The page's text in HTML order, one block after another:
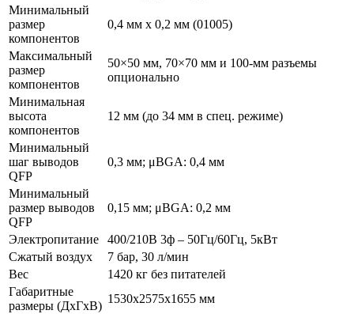
Минимальный
размер
компонентов
0,4 мм x 0,2 мм (01005)
Максимальный
размер
компонентов
50×50 мм, 70×70 мм и 100-мм разъемы
опционально
Минимальная
высота
компонентов
12 мм (до 34 мм в спец. режиме)
Минимальный
шаг выводов
QFP
0,3 мм; μBGA: 0,4 мм
Минимальный
размер выводов
QFP
0,15 мм; μBGA: 0,2 мм
Электропитание
400/210В 3ф – 50Гц/60Гц, 5кВт
Сжатый воздух
7 бар, 30 л/мин
Вес
1420 кг без питателей
Габаритные
размеры (ДxГxВ)
1530x2575x1655 мм